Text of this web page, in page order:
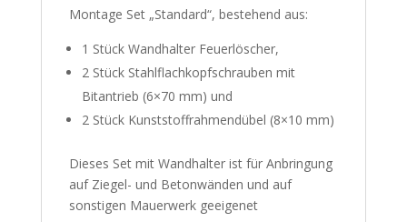
Montage Set „Standard“, bestehend aus:
1 Stück Wandhalter Feuerlöscher,
2 Stück Stahlflachkopfschrauben mit
Bitantrieb (6×70 mm) und
2 Stück Kunststoffrahmendübel (8×10 mm)
Dieses Set mit Wandhalter ist für Anbringung
auf Ziegel- und Betonwänden und auf
sonstigen Mauerwerk geeigenet